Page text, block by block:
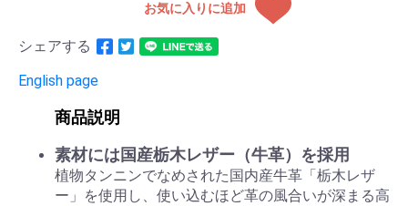
お気に入りに追加
シェアする
English page
商品説明
素材には国産栃木レザー（牛革）を採用
植物タンニンでなめされた国内産牛革「栃木レザ
ー」を使用し、使い込むほど革の風合いが深まる高